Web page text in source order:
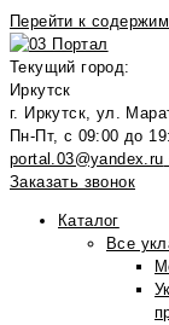
Перейти к
Текущий город:
Иркутск
г. Иркутск, ул.
Пн-Пт, с 09:00 до
portal.03@yandex.ru
Заказать звонок
Каталог
Все